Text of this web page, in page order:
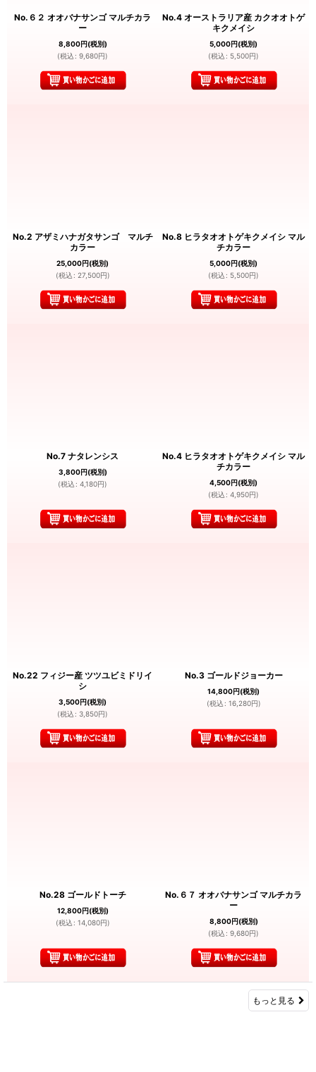
No.６２ オオバナサンゴ マルチカラ
ー
8,800円(税別)
(税込 : 9,680円)
No.4 オーストラリア産 カクオオトゲ
キクメイシ
5,000円(税別)
(税込 : 5,500円)
No.2 アザミハナガタサンゴ マルチ
カラー
25,000円(税別)
(税込 : 27,500円)
No.8 ヒラタオオトゲキクメイシ マル
チカラー
5,000円(税別)
(税込 : 5,500円)
No.7 ナタレンシス
3,800円(税別)
(税込 : 4,180円)
No.4 ヒラタオオトゲキクメイシ マル
チカラー
4,500円(税別)
(税込 : 4,950円)
No.22 フィジー産 ツツユビミドリイ
シ
3,500円(税別)
(税込 : 3,850円)
No.3 ゴールドジョーカー
14,800円(税別)
(税込 : 16,280円)
No.28 ゴールドトーチ
12,800円(税別)
(税込 : 14,080円)
No.６７ オオバナサンゴ マルチカラ
ー
8,800円(税別)
(税込 : 9,680円)
もっと見る